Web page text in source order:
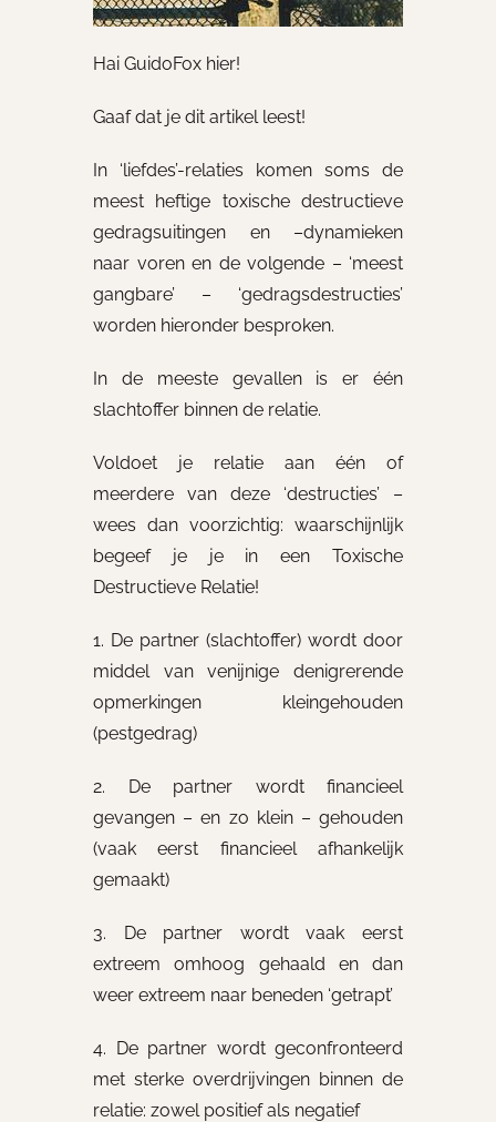
Hai GuidoFox hier!
Gaaf dat je dit artikel leest!
In ‘liefdes’-relaties komen soms de
meest heftige toxische destructieve
gedragsuitingen en –dynamieken
naar voren en de volgende – ‘meest
gangbare’ – ‘gedragsdestructies’
worden hieronder besproken.
In de meeste gevallen is er één
slachtoffer binnen de relatie.
Voldoet je relatie aan één of
meerdere van deze ‘destructies’ –
wees dan voorzichtig: waarschijnlijk
begeef je je in een Toxische
Destructieve Relatie!
1. De partner (slachtoffer) wordt door
middel van venijnige denigrerende
opmerkingen kleingehouden
(pestgedrag)
2. De partner wordt financieel
gevangen – en zo klein – gehouden
(vaak eerst financieel afhankelijk
gemaakt)
3. De partner wordt vaak eerst
extreem omhoog gehaald en dan
weer extreem naar beneden ‘getrapt’
4. De partner wordt geconfronteerd
met sterke overdrijvingen binnen de
relatie: zowel positief als negatief